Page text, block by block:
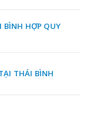
BÌNH HỢP QUY
THÁI BÌNH